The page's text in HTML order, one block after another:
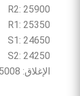
R2: 25900
R1: 25350
S1: 24650
S2: 24250
الإغلاق: 25008